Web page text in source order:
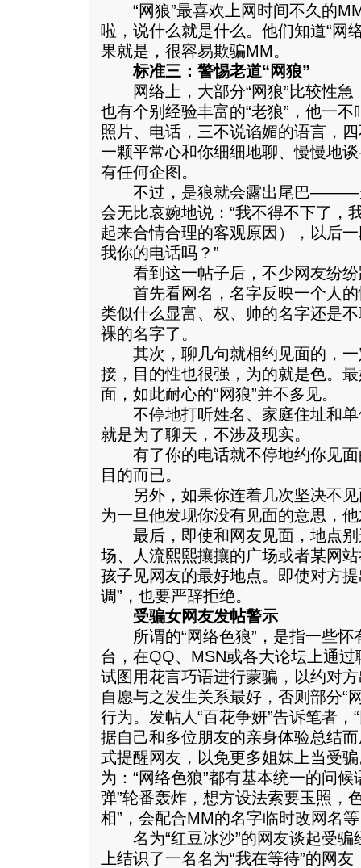
“网狼”最喜欢上网时间不久的
啦，说什么就是什么。他们知道“网
果就是，很容易欺骗MM。
标准三：警惕老道“网狼”
网络上，大部分“网狼”比较性急
也有个别经验丰富的“老狼”，他一
照片、电话，三不说谄媚的语言，
一颗平常心和你细细地聊、慢慢
有任何企图。
不过，是狼就会露出尾巴———
会无比哀婉地说：“我不得不下了，
起来合情合理的客观原因），以后
我你的电话吗？”
看到这一帖子后，不少网友纷纷
首先看网名，名字反映一个人的
类似什么显富、权、帅的名字还是
裸的名字了。
其次，聊几句就相约见面的，一
接，目的性也很强，为的就是色。
面，如此耐心的“网狼”并不多见。
不停地打听姓名、家庭住址和单
就是为了聊天，不涉及现实。
有了你的电话就不停地约你见面
目的而已。
另外，如果你连着几次坚决不见
为一旦他发现你没有见面的意思，
最后，即使和网友见面，地点别
场、人流熙熙攘攘的广场或者某网
孩子见网友的最好地点。即使对方
调”，也要严辞拒绝。
受骗女网友发帖警示
所谓的“网络色狼”，是指一些怀
台，在QQ、MSN或各大论坛上通
试图用花言巧语进行蒙骗，以约对
自愿与之发生关系最好，否则部分“
行为。发帖人“百花争妍”告诉笔者，
据自己和多位朋友的亲身体验总结
式提醒网友，以免更多姐妹上当受
为：“网络色狼”都有基本统一的问
弹”轮番轰炸，想方设法索要玉照，
相”，会配合MM的名字临时改网名
名为“红豆冰沙”的网友谈起受骗
上结识了一名名为“我在等待”的网